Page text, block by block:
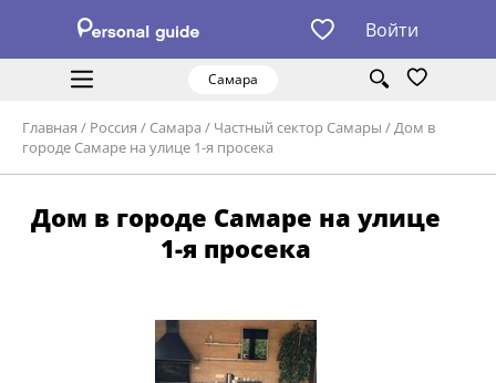
Войти
Самара
Главная / Россия / Самара / Частный сектор Самары /Дом в
городе Самаре на улице 1-я просека
Дом в городе Самаре на улице
1-я просека